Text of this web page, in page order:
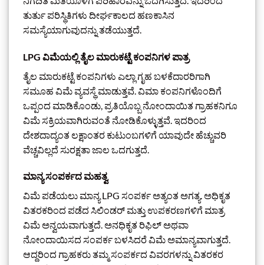
ತುರ್ತು ಪರಿಸ್ಥಿತಿಗಳು ದೀರ್ಘಕಾಲದ ಹಣಕಾಸಿನ
ಸಮಸ್ಯೆಯಾಗುವುದನ್ನು ತಡೆಯುತ್ತದೆ.
LPG ವಿಮೆಯಲ್ಲಿ ತೈಲ ಮಾರುಕಟ್ಟೆ ಕಂಪನಿಗಳ ಪಾತ್ರ
ತೈಲ ಮಾರುಕಟ್ಟೆ ಕಂಪನಿಗಳು ಎಲ್ಲಾ ಗೃಹ ಬಳಕೆದಾರರಿಗಾಗಿ
ಸಮೂಹ ವಿಮೆ ವ್ಯವಸ್ಥೆ ಮಾಡುತ್ತವೆ. ವಿಮಾ ಕಂಪನಿಗಳೊಂದಿಗೆ
ಒಪ್ಪಂದ ಮಾಡಿಕೊಂಡು, ಪ್ರತಿಯೊಬ್ಬ ನೋಂದಾಯಿತ ಗ್ರಾಹಕನಿಗೂ
ವಿಮೆ ಸಕ್ರಿಯವಾಗಿರುವಂತೆ ನೋಡಿಕೊಳ್ಳುತ್ತವೆ. ಇದರಿಂದ
ದೇಶದಾದ್ಯಂತ ಲಕ್ಷಾಂತರ ಕುಟುಂಬಗಳಿಗೆ ಯಾವುದೇ ಹೆಚ್ಚುವರಿ
ವೆಚ್ಚವಿಲ್ಲದೆ ಸುರಕ್ಷತಾ ಜಾಲ ಒದಗುತ್ತದೆ.
ಮಾನ್ಯ ಸಂಪರ್ಕದ ಮಹತ್ವ
ವಿಮೆ ಪಡೆಯಲು ಮಾನ್ಯ LPG ಸಂಪರ್ಕ ಅತ್ಯಂತ ಅಗತ್ಯ. ಅಧಿಕೃತ
ವಿತರಕರಿಂದ ಪಡೆದ ಸಿಲಿಂಡರ್ ಮತ್ತು ಉಪಕರಣಗಳಿಗೆ ಮಾತ್ರ
ವಿಮೆ ಅನ್ವಯವಾಗುತ್ತದೆ. ಅನಧಿಕೃತ ರಿಫಿಲ್ ಅಥವಾ
ನೋಂದಾಯಿಸದ ಸಂಪರ್ಕ ಬಳಸಿದರೆ ವಿಮೆ ಅಮಾನ್ಯವಾಗುತ್ತದೆ.
ಆದ್ದರಿಂದ ಗ್ರಾಹಕರು ತಮ್ಮ ಸಂಪರ್ಕದ ವಿವರಗಳನ್ನು ವಿತರಕರ